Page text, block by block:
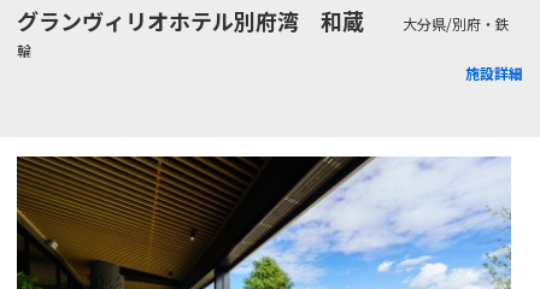
グランヴィリオホテル別府湾 和蔵
大分県/別府・鉄
輪
施設詳細